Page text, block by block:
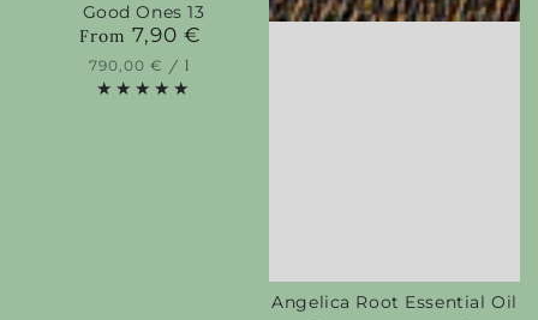
Good Ones 13
Regular
price
From 7,90 €
Unit
price
790,00 € / per
l
Angelica Root Essential Oil